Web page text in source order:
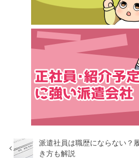
派遣社員は職歴にならない？
き方も解説